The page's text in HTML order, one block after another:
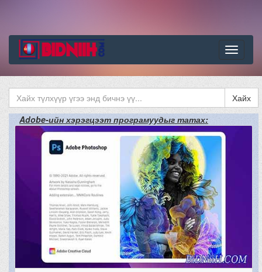
Цэс
Хайх
Adobe-ийн хэрэгцээт програмуудыг татах: